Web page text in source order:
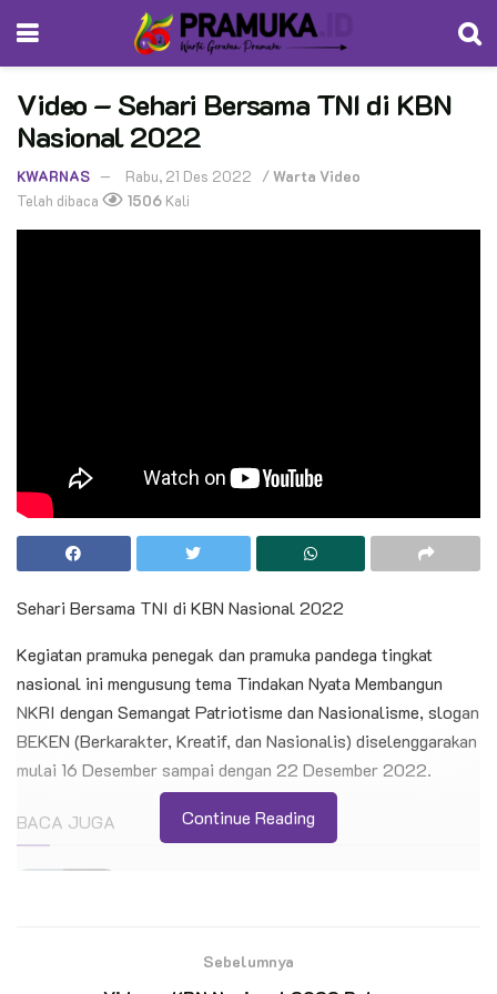
Video – Sehari Bersama TNI di KBN
Nasional 2022
KWARNAS Rabu, 21 Des 2022 /Warta Video
Telah dibaca
1506 Kali
Sehari Bersama TNI di KBN Nasional 2022
Kegiatan pramuka penegak dan pramuka pandega tingkat
nasional ini mengusung tema Tindakan Nyata Membangun
NKRI dengan Semangat Patriotisme dan Nasionalisme, slogan
BEKEN (Berkarakter, Kreatif, dan Nasionalis) diselenggarakan
mulai 16 Desember sampai dengan 22 Desember 2022.
BACA JUGA
Sosialisasi Kontingen Gerakan Pramuka
Continue Reading
Sebelumnya